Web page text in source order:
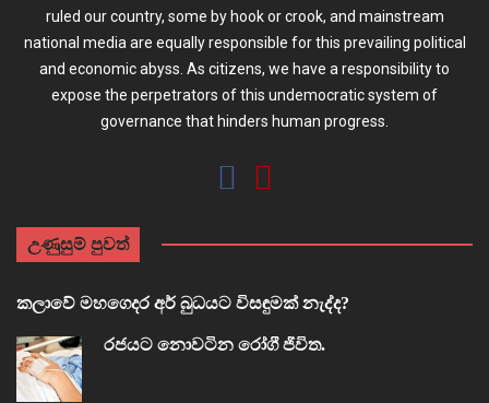
ruled our country, some by hook or crook, and mainstream
national media are equally responsible for this prevailing political
and economic abyss. As citizens, we have a responsibility to
expose the perpetrators of this undemocratic system of
governance that hinders human progress.
උණුසුම් පුවත්
කලාවේ මහගෙදර අර් බුධයට විසඳුමක් නැද්ද?
රජයට නොවටින රෝගී ජීවිත.